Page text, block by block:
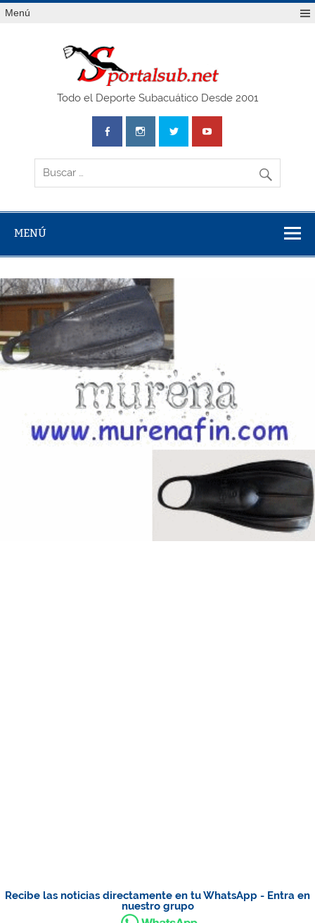
Saltar
alMenú
Todo el Deporte Subacuático Desde 2001
MENÚ
Recibe las noticias directamente en tu WhatsApp - Entra en
nuestro grupo